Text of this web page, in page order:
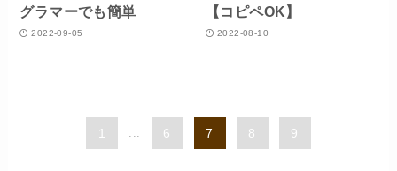
グラマーでも簡単
2022-09-05
【コピペOK】
2022-08-10
1 ... 6 7 8 9